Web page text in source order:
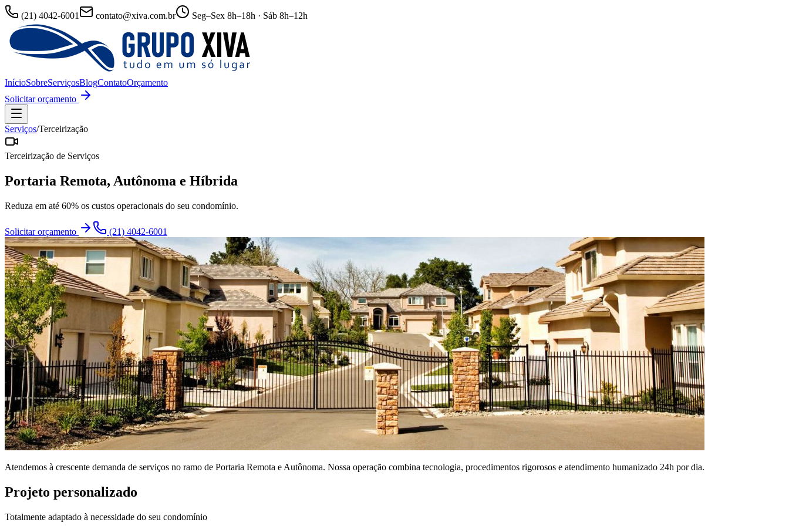
(21) 4042-6001 contato@xiva.com.br Seg–Sex 8h–18h · Sáb 8h–12h
InícioSobreServiçosBlogContatoOrçamento
Solicitar orçamento
Serviços/Terceirização
Terceirização de Serviços
Portaria Remota, Autônoma e Híbrida
Reduza em até 60% os custos operacionais do seu condomínio.
Solicitar orçamento (21) 4042-6001
Atendemos à crescente demanda de serviços no ramo de Portaria Remota e Autônoma. Nossa operação combina tecnologia, procedimentos rigorosos e atendimento humanizado 24h por dia.
Projeto personalizado
Totalmente adaptado à necessidade do seu condomínio